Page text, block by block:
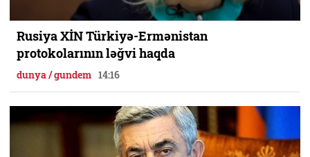
Rusiya XİN Türkiyə-Ermənistan
protokolarının ləğvi haqda
dunya / gundem 14:16